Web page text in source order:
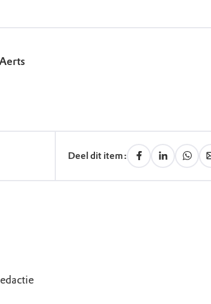
Deel dit item: